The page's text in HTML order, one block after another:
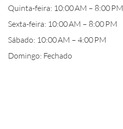
Quinta-feira: 10:00 AM – 8:00 PM
Sexta-feira: 10:00 AM – 8:00 PM
Sábado: 10:00 AM – 4:00 PM
Domingo: Fechado